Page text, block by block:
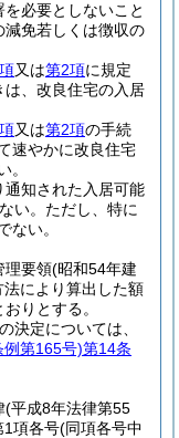
必要としないこと
減免若しくは徴収の
又は第2項に規定
、改良住宅の入居
又は第2項の手続
速やかに改良住宅
。
通知された入居可能
い。 ただし、特に
ない。
理要領(昭和54年建
により算出した額
りとする。
決定については、
第165号)第14条
(平成8年法律第55
1項各号(同項各号中